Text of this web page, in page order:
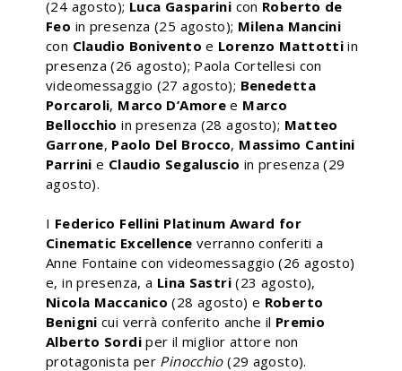
(24 agosto); Luca Gasparini con Roberto de
Feo in presenza (25 agosto); Milena Mancini
con Claudio Bonivento e Lorenzo Mattotti in
presenza (26 agosto); Paola Cortellesi con
videomessaggio (27 agosto); Benedetta
Porcaroli, Marco D’Amore e Marco
Bellocchio in presenza (28 agosto); Matteo
Garrone, Paolo Del Brocco, Massimo Cantini
Parrini e Claudio Segaluscio in presenza (29
agosto).
I Federico Fellini Platinum Award for
Cinematic Excellence verranno conferiti a
Anne Fontaine con videomessaggio (26 agosto)
e, in presenza, a Lina Sastri(23 agosto),
Nicola Maccanico (28 agosto) e Roberto
Benigni cui verrà conferito anche il Premio
Alberto Sordiper il miglior attore non
protagonista per Pinocchio(29 agosto).